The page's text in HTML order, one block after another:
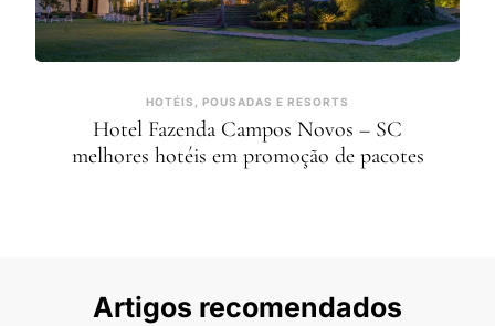
HOTÉIS, POUSADAS E RESORTS
Hotel Fazenda Campos Novos – SC
melhores hotéis em promoção de pacotes
Artigos recomendados